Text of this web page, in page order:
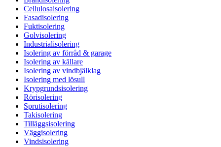
Cellulosaisolering
Fasadisolering
Fuktisolering
Golvisolering
Industrialisolering
Isolering av förråd & garage
Isolering av källare
Isolering av vindbjälklag
Isolering med lösull
Krypgrundsisolering
Rörisolering
Sprutisolering
Takisolering
Tilläggsisolering
Väggisolering
Vindsisolering